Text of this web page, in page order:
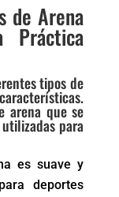
de Arena
tipos de
arena que se
para
es suave y
deportes